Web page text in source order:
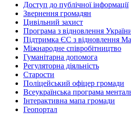
Доступ до публічної інформації
Звернення громадян
Цивільний захист
Програма з відновлення
Підтримка ЄС з відновлення
Міжнародне співробітництво
Гуманітарна допомога
Регуляторна діяльність
Старости
Поліцейський офіцер громади
Всеукраїнська програма
Інтерактивна мапа громади
Геопортал